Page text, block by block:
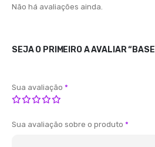
Não há avaliações ainda.
SEJA O PRIMEIRO A AVALIAR
Sua avaliação *
Sua avaliação sobre o produto *